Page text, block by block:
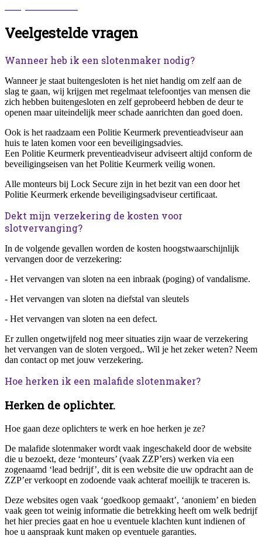
Veelgestelde vragen
Wanneer heb ik een slotenmaker nodig?
Wanneer je staat buitengesloten is het niet handig om zelf aan de
slag te gaan, wij krijgen met regelmaat telefoontjes van mensen die
zich hebben buitengesloten en zelf geprobeerd hebben de deur te
openen maar uiteindelijk meer schade aanrichten dan goed doen.
Ook is het raadzaam een Politie Keurmerk preventieadviseur aan
huis te laten komen voor een beveiligingsadvies.
Een Politie Keurmerk preventieadviseur adviseert altijd conform de
beveiligingseisen van het Politie Keurmerk veilig wonen.
Alle monteurs bij Lock Secure zijn in het bezit van een door het
Politie Keurmerk erkende beveiligingsadviseur certificaat.
Dekt mijn verzekering de kosten voor
slotvervanging?
In de volgende gevallen worden de kosten hoogstwaarschijnlijk
vervangen door de verzekering:
- Het vervangen van sloten na een inbraak (poging) of vandalisme.
- Het vervangen van sloten na diefstal van sleutels
- Het vervangen van sloten na een defect.
Er zullen ongetwijfeld nog meer situaties zijn waar de verzekering
het vervangen van de sloten vergoed,. Wil je het zeker weten? Neem
dan contact op met jouw verzekering.
Hoe herken ik een malafide slotenmaker?
Herken de oplichter.
Hoe gaan deze oplichters te werk en hoe herken je ze?
De malafide slotenmaker wordt vaak ingeschakeld door de website
die u bezoekt, deze ‘monteurs’ (vaak ZZP’ers) werken via een
zogenaamd ‘lead bedrijf’, dit is een website die uw opdracht aan de
ZZP’er verkoopt en zodoende vaak achteraf moeilijk te traceren is.
Deze websites ogen vaak ‘goedkoop gemaakt’, ‘anoniem’ en bieden
vaak geen tot weinig informatie die betrekking heeft om welk bedrijf
het hier precies gaat en hoe u eventuele klachten kunt indienen of
hoe u aanspraak kunt maken op eventuele garanties.